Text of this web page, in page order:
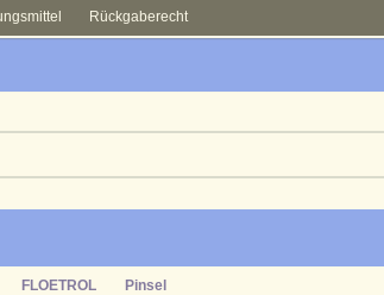
FLOETROL Pinsel
Rückgaberecht